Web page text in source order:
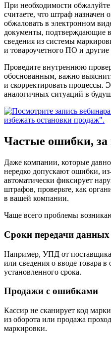
При необходимости обжалуйте
считаете, что штраф
обжаловать в электронном
документы, подтверждающие
сведения из системы
и товароучетного ПО и другие
Проведите внутреннюю
обоснованным, важно
и скорректировать процессы.
аналогичных ситуаций в
Частые ошибки,
Даже компании, которые
нередко допускают ошибки,
автоматически фиксирует
штрафов, проверьте, как
в вашей компании.
Чаще всего проблемы
Сроки передачи данных
Например, УПД от
или сведения о вводе товара
установленного срока.
Продажи с ошибками
Кассир не сканирует код
из оборота или продажа
маркировки.